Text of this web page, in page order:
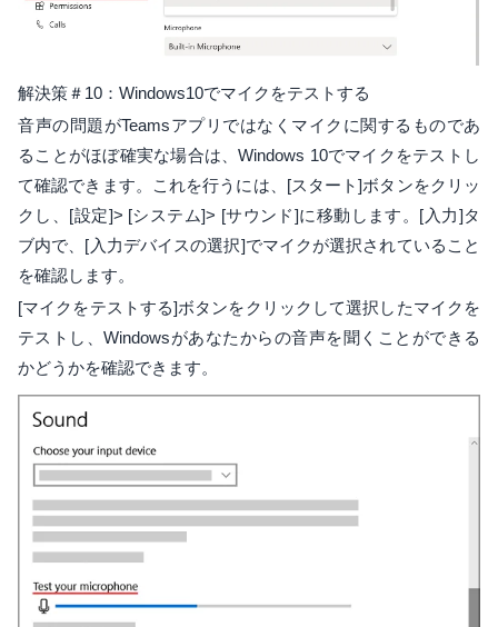
解決策＃10：Windows10でマイクをテストする
音声の問題がTeamsアプリではなくマイクに関するものであ
ることがほぼ確実な場合は、Windows 10でマイクをテストし
て確認できます。これを行うには、[スタート]ボタンをクリッ
クし、[設定]> [システム]> [サウンド]に移動します。[入力]タ
ブ内で、[入力デバイスの選択]でマイクが選択されていること
を確認します。
[マイクをテストする]ボタンをクリックして選択したマイクを
テストし、Windowsがあなたからの音声を聞くことができる
かどうかを確認できます。